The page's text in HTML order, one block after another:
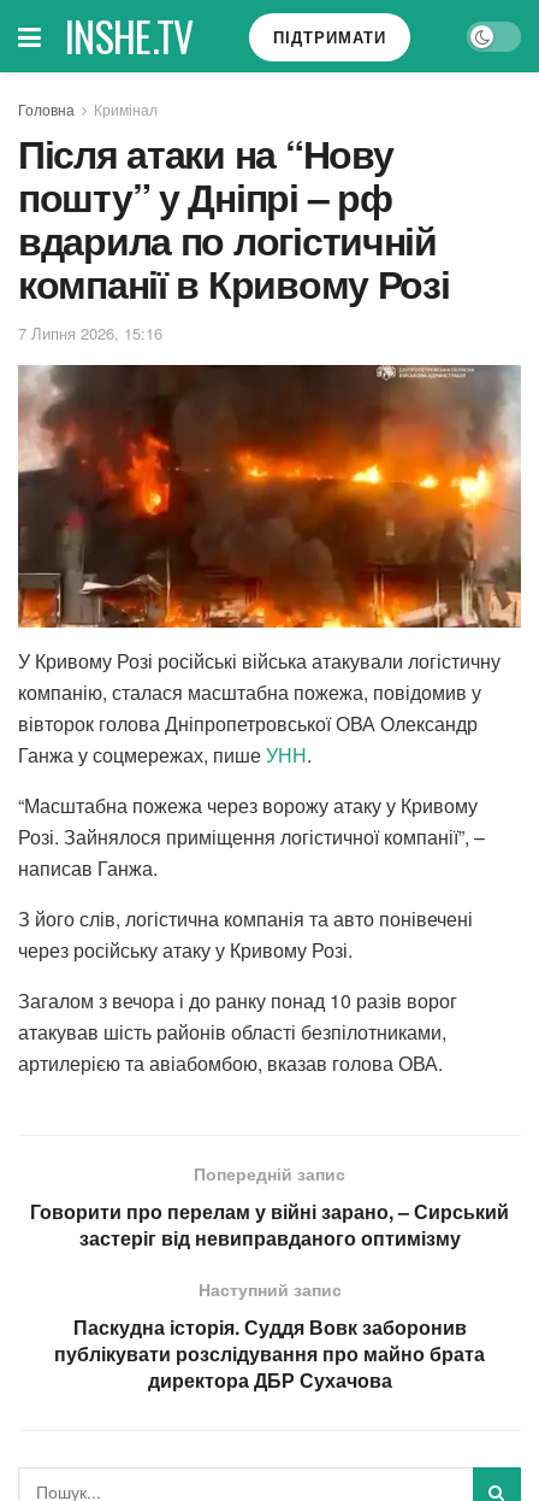
INSHE.TV ПІДТРИМАТИ
Головна Кримінал
Після атаки на “Нову
пошту” у Дніпрі – рф
вдарила по логістичній
компанії в Кривому Розі
7 Липня 2026, 15:16
У Кривому Розі російські війська атакували логістичну
компанію, сталася масштабна пожежа, повідомив у
вівторок голова Дніпропетровської ОВА Олександр
Ганжа у соцмережах, пишеУНН.
“Масштабна пожежа через ворожу атаку у Кривому
Розі. Зайнялося приміщення логістичної компанії”, –
написав Ганжа.
З його слів, логістична компанія та авто понівечені
через російську атаку у Кривому Розі.
Загалом з вечора і до ранку понад 10 разів ворог
атакував шість районів області безпілотниками,
артилерією та авіабомбою, вказав голова ОВА.
Попередній запис
Говорити про перелам у війні зарано, – Сирський
застеріг від невиправданого оптимізму
Наступний запис
Паскудна історія. Суддя Вовк заборонив
публікувати розслідування про майно брата
директора ДБР Сухачова